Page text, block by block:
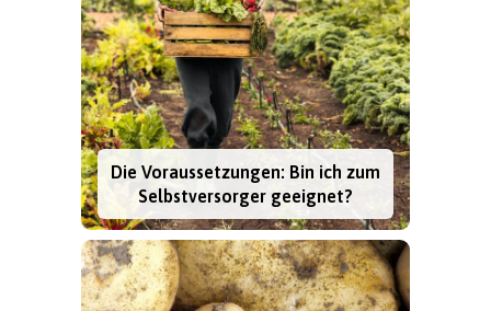
Die Voraussetzungen: Bin ich zum
Selbstversorger geeignet?